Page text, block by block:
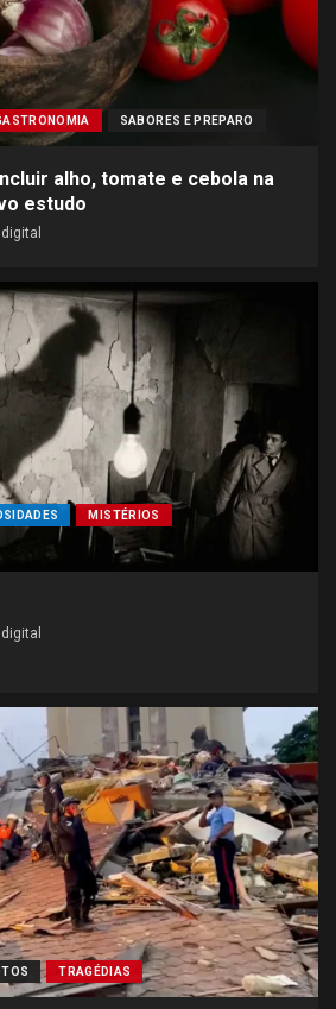
SABORES E PREPARO
alho, tomate e cebola na
estudo
MISTÉRIOS
TRAGÉDIAS